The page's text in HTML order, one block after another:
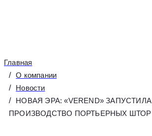
Главная
О компании
Новости
НОВАЯ ЭРА: «VEREND» ЗАПУСТИЛА
ПРОИЗВОДСТВО ПОРТЬЕРНЫХ ШТОР